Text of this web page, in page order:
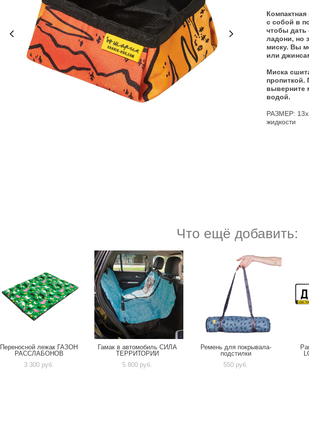
с собой в
чтобы дать
ладони, но
миску. Вы
или
Миска
выверните
водой.
РАЗМЕР:
жидкости
Что ещё добавить:
Переносной лежак ГАЗОН
РАССЛАБОНОВ
3 300 pуб.
Гамак в автомобиль СИЛА
ТЕРРИТОРИИ
5 800 pуб.
Ремень для покрывала-
подстилки
550 pуб.